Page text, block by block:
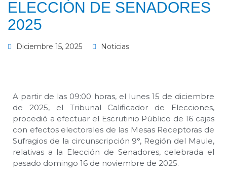
ELECCIÓN DE SENADORES
2025
Diciembre 15, 2025 Noticias
A partir de las 09:00 horas, el lunes 15 de diciembre
de 2025, el Tribunal Calificador de Elecciones,
procedió a efectuar el Escrutinio Público de 16 cajas
con efectos electorales de las Mesas Receptoras de
Sufragios de la circunscripción 9°, Región del Maule,
relativas a la Elección de Senadores, celebrada el
pasado domingo 16 de noviembre de 2025.